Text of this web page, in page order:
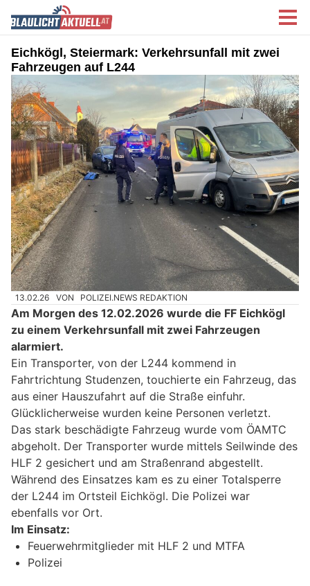
Eichkögl, Steiermark: Verkehrsunfall mit zwei
Fahrzeugen auf L244
13.02.26 VON POLIZEI.NEWS REDAKTION
Am Morgen des 12.02.2026 wurde die FF Eichkögl
zu einem Verkehrsunfall mit zwei Fahrzeugen
alarmiert.
Ein Transporter, von der L244 kommend in
Fahrtrichtung Studenzen, touchierte ein Fahrzeug, das
aus einer Hauszufahrt auf die Straße einfuhr.
Glücklicherweise wurden keine Personen verletzt.
Das stark beschädigte Fahrzeug wurde vom ÖAMTC
abgeholt. Der Transporter wurde mittels Seilwinde des
HLF 2 gesichert und am Straßenrand abgestellt.
Während des Einsatzes kam es zu einer Totalsperre
der L244 im Ortsteil Eichkögl. Die Polizei war
ebenfalls vor Ort.
Im Einsatz:
Feuerwehrmitglieder mit HLF 2 und MTFA
Polizei